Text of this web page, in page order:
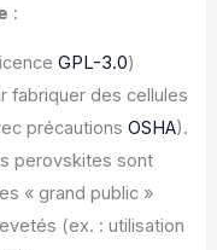
:
GPL-3.0)
fabriquer des cellules
précautionsOSHA).
perovskites sont
« grand public »
(ex. : utilisation